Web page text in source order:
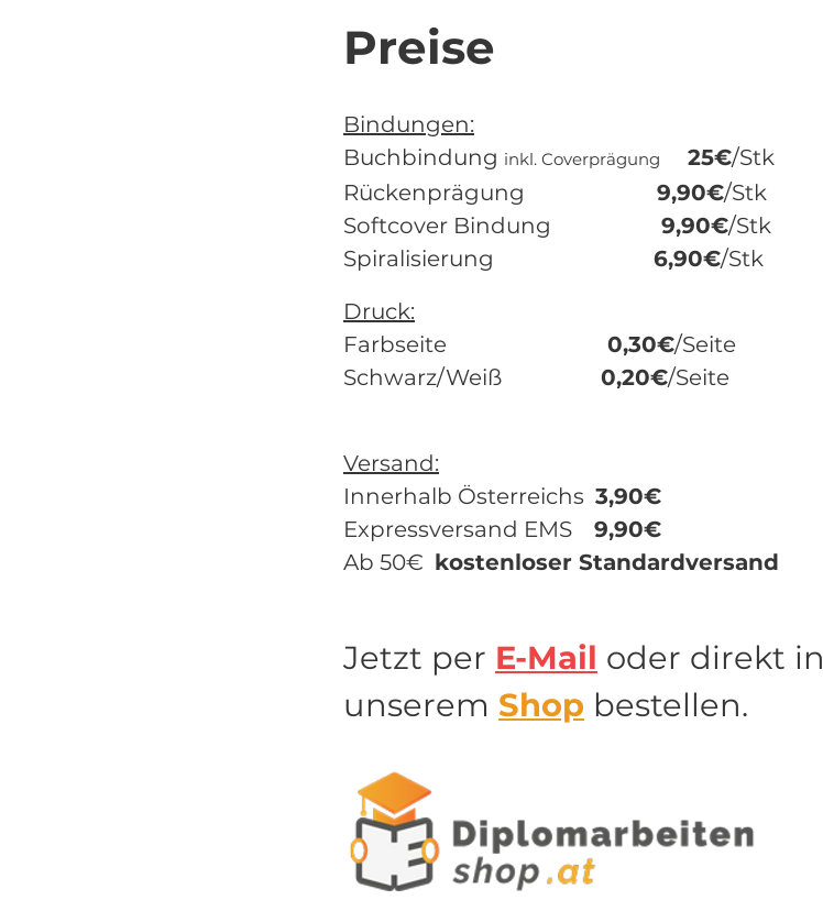
Preise
Bindungen:
Buchbindung inkl. Coverprägung 25€/Stk
Rückenprägung 9,90€/Stk
Softcover Bindung 9,90€/Stk
Spiralisierung 6,90€/Stk
Druck:
Farbseite
0,30€/Seite
Schwarz/Weiß 0,20€/Seite
Versand:
Innerhalb Österreichs 3,90€
Expressversand EMS 9,90€
Ab 50€ kostenloser Standardversand
Jetzt per E-Mail oder direkt in
unserem Shop bestellen.